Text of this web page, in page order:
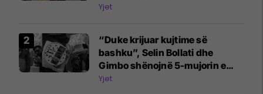
Yjet
“Duke krijuar kujtime së
bashku”, Selin Bollati dhe
Gimbo shënojnë 5-mujorin e
lidhjes
Yjet